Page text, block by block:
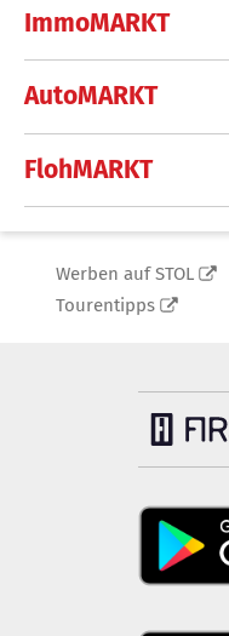
ImmoMARKT
AutoMARKT
FlohMARKT
Werben auf STOL
Tourentipps